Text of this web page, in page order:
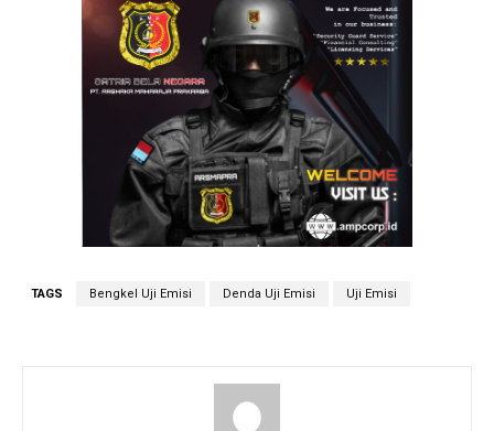
TAGS Bengkel Uji Emisi Denda Uji Emisi Uji Emisi